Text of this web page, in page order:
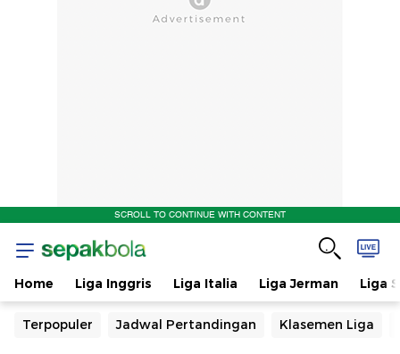
SCROLL TO CONTINUE WITH CONTENT
Home Liga Inggris Liga Italia Liga Jerman Liga
Terpopuler Jadwal Pertandingan Klasemen Liga